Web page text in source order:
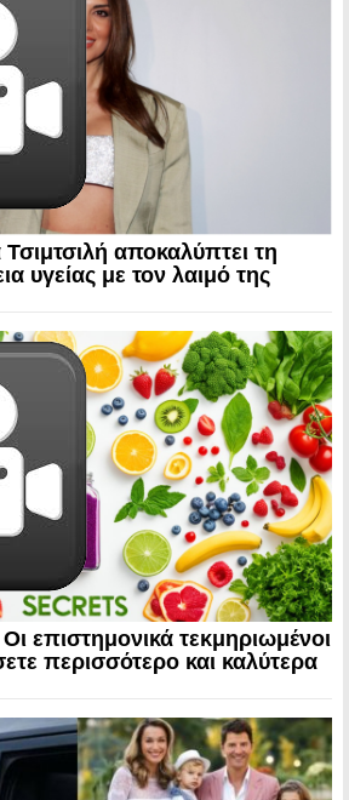
αποκαλύπτει τη
υγείας με τον λαιμό της
επιστημονικά τεκμηριωμένοι
περισσότερο και καλύτερα